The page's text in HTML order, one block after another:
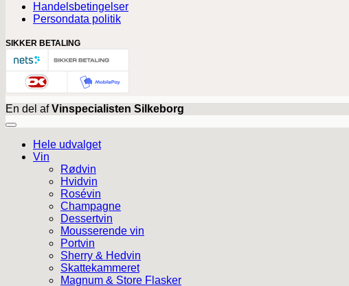
Handelsbetingelser
Persondata politik
SIKKER BETALING
En del afVinspecialisten Silkeborg
Hele udvalget
Vin
Rødvin
Hvidvin
Rosévin
Champagne
Dessertvin
Mousserende vin
Portvin
Sherry & Hedvin
Skattekammeret
Magnum & Store Flasker